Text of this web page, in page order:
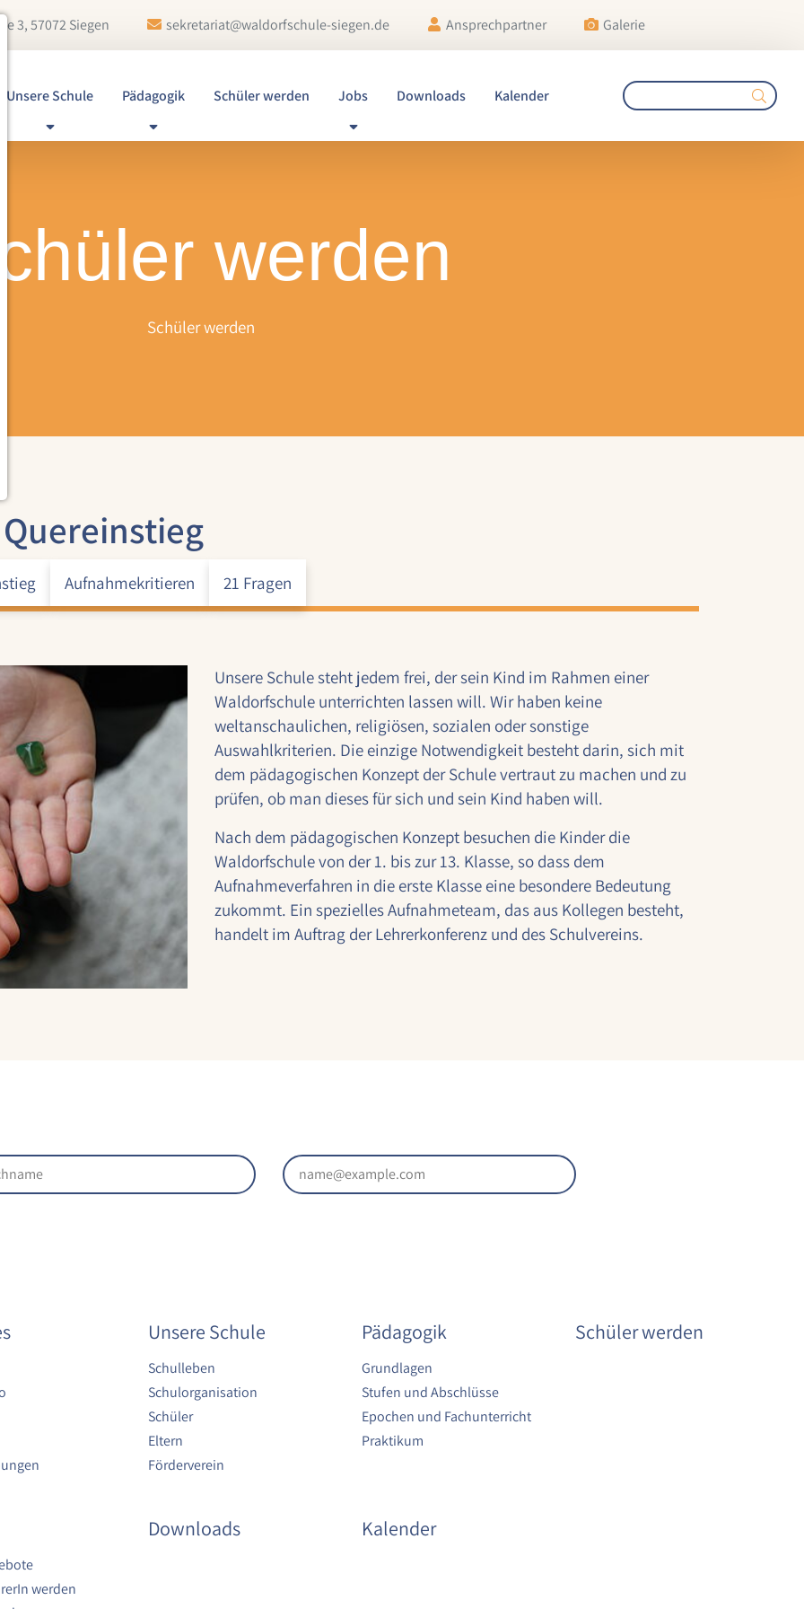
3, 57072 Siegen sekretariat@waldorfschule-siegen.de Ansprechpartner Galerie
Unsere Schule Pädagogik Schüler werden Jobs Downloads Kalender
werden
Schüler werden
Aufnahmekritieren 21 Fragen
Unsere Schule steht jedem frei, der sein Kind im Rahmen einer
Waldorfschule unterrichten lassen will. Wir haben keine
weltanschaulichen, religiösen, sozialen oder sonstige
Auswahlkriterien. Die einzige Notwendigkeit besteht darin, sich mit
dem pädagogischen Konzept der Schule vertraut zu machen und zu
prüfen, ob man dieses für sich und sein Kind haben will.
Nach dem pädagogischen Konzept besuchen die Kinder die
Waldorfschule von der 1. bis zur 13. Klasse, so dass dem
Aufnahmeverfahren in die erste Klasse eine besondere Bedeutung
zukommt. Ein spezielles Aufnahmeteam, das aus Kollegen besteht,
handelt im Auftrag der Lehrerkonferenz und des Schulvereins.
Unsere Schule
Schulleben
Schulorganisation
Schüler
Eltern
Förderverein
Pädagogik
Grundlagen
Stufen und Abschlüsse
Epochen und Fachunterricht
Praktikum
Schüler werden
werden
Downloads Kalender